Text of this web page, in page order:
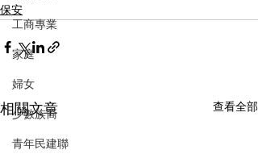
工商專業
家庭
婦女
少數族裔
青年民建聯
保安
相關文章 查看全部